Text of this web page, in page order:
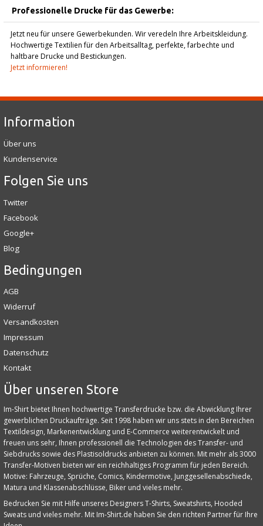
Professionelle Drucke für das Gewerbe:
Jetzt neu für unsere Gewerbekunden. Wir veredeln Ihre Arbeitskleidung.
Hochwertige Textilien für den Arbeitsalltag, perfekte, farbechte und
haltbare Drucke und Bestickungen.
Jetzt informieren!
Information
Über uns
Kundenservice
Folgen Sie uns
Twitter
Facebook
Google+
Blog
Bedingungen
AGB
Widerruf
Versandkosten
Impressum
Datenschutz
Kontakt
Über unseren Store
Im-Shirt bietet Ihnen hochwertige Transferdrucke bzw. die Abwicklung Ihrer
gewerblichen Druckaufträge. Seit 1998 haben wir uns stets in den Bereichen
Textildesign, Markenentwicklung und E‑Commerce weiterentwickelt und
freuen uns sehr, Ihnen professionell die Technologien des Transfer- und
Siebdrucks sowie des Plastisoldrucks anbieten zu können. Mit mehr als 3000
Transfer-Motiven bieten wir ein reichhaltiges Programm für jeden Bereich.
Motive: Fahrzeuge, Sprüche, Comics, Kindermotive, Junggesellenabschiede,
Matura und Klassenabschlüsse, Biker und vieles mehr.
Bedrucken Sie mit Hilfe unseres Designers T-Shirts, Sweatshirts, Hooded
Sweats und vieles mehr. Mit Im-Shirt.de haben Sie den richten Partner für Ihre